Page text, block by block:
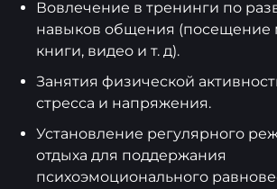
Вовлечение в тренинги по
навыков общения (посещение
книги, видео и т. д).
Занятия физической
стресса и напряжения.
Установление регулярного
отдыха для поддержания
психоэмоционального